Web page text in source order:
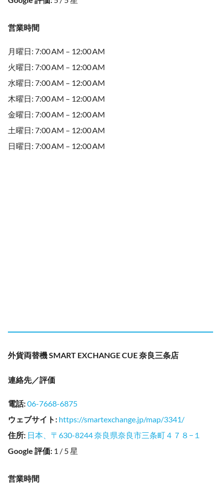
営業時間
月曜日: 7:00 AM – 12:00 AM
火曜日: 7:00 AM – 12:00 AM
水曜日: 7:00 AM – 12:00 AM
木曜日: 7:00 AM – 12:00 AM
金曜日: 7:00 AM – 12:00 AM
土曜日: 7:00 AM – 12:00 AM
日曜日: 7:00 AM – 12:00 AM
外貨両替機 SMART EXCHANGE CUE 奈良三条店
連絡先／評価
電話:06-7668-6875
ウェブサイト : https://smartexchange.jp/map/3341/
住所: 日本、〒630-8244 奈良県奈良市三条町４７８−１
Google 評価: 1 / 5 星
営業時間